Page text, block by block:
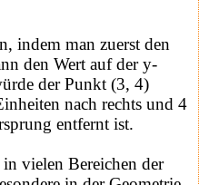
indem man zuerst den
den Wert auf der y-
der Punkt (3, 4)
nach rechts und 4
entfernt ist.
vielen Bereichen der